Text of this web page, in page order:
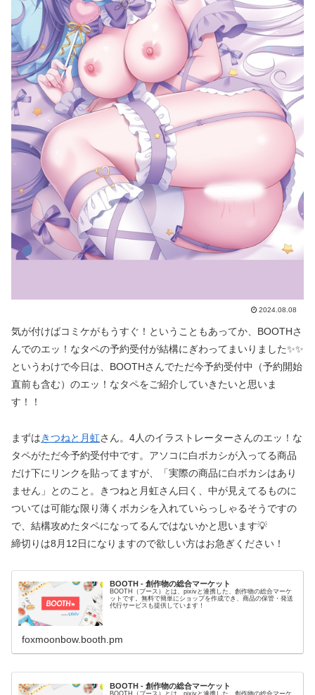
2024.08.08
気が付けばコミケがもうすぐ！ということもあってか、BOOTHさ
んでのエッ！なタペの予約受付が結構にぎわってまいりました✨✨
というわけで今日は、BOOTHさんでただ今予約受付中（予約開始
直前も含む）のエッ！なタペをご紹介していきたいと思いま
す！！
まずはきつねと月虹さん。4人のイラストレーターさんのエッ！な
タペがただ今予約受付中です。アソコに白ボカシが入ってる商品
だけ下にリンクを貼ってますが、「実際の商品に白ボカシはあり
ません」とのこと。きつねと月虹さん曰く、中が見えてるものに
ついては可能な限り薄くボカシを入れていらっしゃるそうですの
で、結構攻めたタペになってるんではないかと思います💡
締切りは8月12日になりますので欲しい方はお急ぎください！
BOOTH - 創作物の総合マーケット
BOOTH（ブース）とは、pixivと連携した、創作物の総合マーケ
ットです。無料で簡単にショップを作成でき、商品の保管・発送
代行サービスも提供しています！
foxmoonbow.booth.pm
BOOTH - 創作物の総合マーケット
BOOTH（ブース）とは、pixivと連携した、創作物の総合マーケ